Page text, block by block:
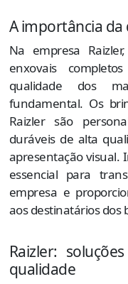
A importância
Na empresa
enxovais
qualidade dos
fundamental. Os
Raizler são
duráveis de alta
apresentação visual.
essencial para
empresa e
aos destinatários dos
Raizler:
qualidade